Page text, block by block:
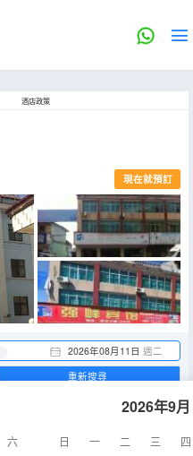
酒店政策
現在就預訂
2026年08月11日 週二
六
2026年9月
日 一 二 三
四
重新搜尋